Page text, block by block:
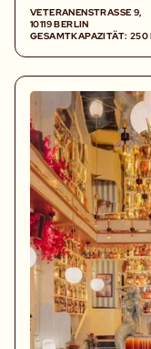
VETERANENSTRASSE 9, 1
0119 BERLIN
GESAMTKAPAZITÄT: 250